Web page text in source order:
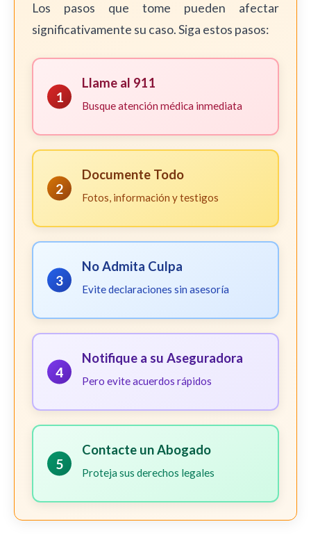
Los pasos que tome pueden afectar
significativamente su caso. Siga estos pasos:
1
Llame al 911
Busque atención médica inmediata
2
Documente Todo
Fotos, información y testigos
3
No Admita Culpa
Evite declaraciones sin asesoría
4
Notifique a su Aseguradora
Pero evite acuerdos rápidos
5
Contacte un Abogado
Proteja sus derechos legales